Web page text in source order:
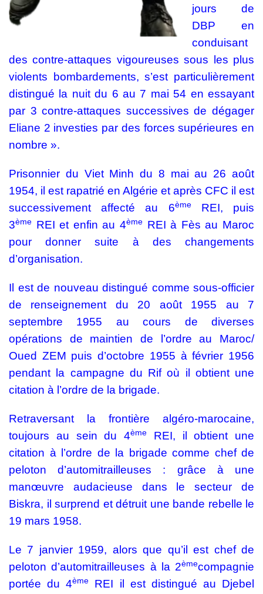
jours de
DBP en
conduisant
des contre-attaques vigoureuses sous les plus
violents bombardements, s’est particulièrement
distingué la nuit du 6 au 7 mai 54 en essayant
par 3 contre-attaques successives de dégager
Eliane 2 investies par des forces supérieures en
nombre ».
Prisonnier du Viet Minh du 8 mai au 26 août
1954, il est rapatrié en Algérie et après CFC il est
successivement affecté au 6èmeREI, puis
3ème REI et enfin au 4ème REI à Fès au Maroc
pour donner suite à des changements
d’organisation.
Il est de nouveau distingué comme sous-officier
de renseignement du 20 août 1955 au 7
septembre 1955 au cours de diverses
opérations de maintien de l’ordre au Maroc/
Oued ZEM puis d’octobre 1955 à février 1956
pendant la campagne du Rif où il obtient une
citation à l’ordre de la brigade.
Retraversant la frontière algéro-marocaine,
toujours au sein du 4ème
REI, il obtient une
citation à l’ordre de la brigade comme chef de
peloton d’automitrailleuses : grâce à une
manœuvre audacieuse dans le secteur de
Biskra, il surprend et détruit une bande rebelle le
19 mars 1958.
Le 7 janvier 1959, alors que qu’il est chef de
peloton d’automitrailleuses à la 2èmecompagnie
portée du 4ème
REI il est distingué au Djebel